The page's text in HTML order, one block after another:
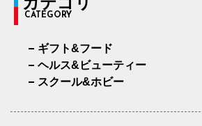
CATEGORY
ギフト&フード
ヘルス&ビューティー
スクール&ホビー